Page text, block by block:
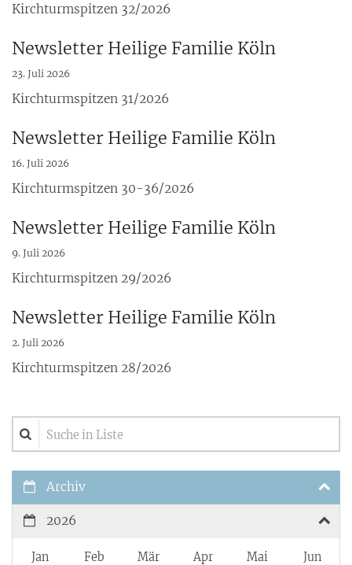
Kirchturmspitzen 32/2026
Newsletter Heilige Familie Köln
23. Juli 2026
Kirchturmspitzen 31/2026
Newsletter Heilige Familie Köln
16. Juli 2026
Kirchturmspitzen 30-36/2026
Newsletter Heilige Familie Köln
9. Juli 2026
Kirchturmspitzen 29/2026
Newsletter Heilige Familie Köln
2. Juli 2026
Kirchturmspitzen 28/2026
Suche in Liste
Archiv
2026
Jan Feb Mär Apr Mai Jun